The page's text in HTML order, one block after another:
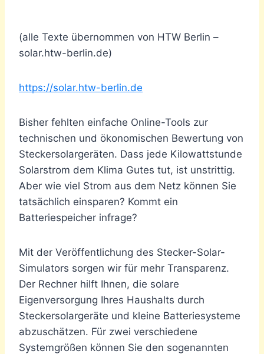
(alle Texte übernommen von HTW Berlin –
solar.htw-berlin.de)
https://solar.htw-berlin.de
Bisher fehlten einfache Online-Tools zur
technischen und ökonomischen Bewertung von
Steckersolargeräten. Dass jede Kilowattstunde
Solarstrom dem Klima Gutes tut, ist unstrittig.
Aber wie viel Strom aus dem Netz können Sie
tatsächlich einsparen? Kommt ein
Batteriespeicher infrage?
Mit der Veröffentlichung des Stecker-Solar-
Simulators sorgen wir für mehr Transparenz.
Der Rechner hilft Ihnen, die solare
Eigenversorgung Ihres Haushalts durch
Steckersolargeräte und kleine Batteriesysteme
abzuschätzen. Für zwei verschiedene
Systemgrößen können Sie den sogenannten